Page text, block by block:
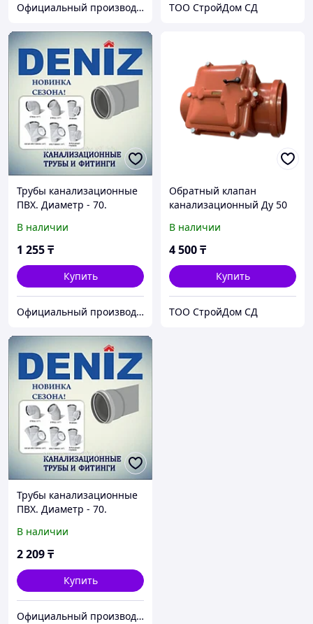
Официальный производитель и дистрибьютор пластиковых труб Deniz и оконного профиля Wuko TOO CтpoйДoм CД
Трубы канализационные
ПВХ. Диаметр - 70.
(метровые)
В наличии
1 255₸
Купить
Официальный производитель и дистрибьютор пластиковых труб Deniz и оконного профиля Wuko
Обратный клапан
канализационный Ду 50
В наличии
4 500₸
Купить
TOO CтpoйДoм CД
Трубы канализационные
ПВХ. Диаметр - 70.
метровые)
В наличии
2 209₸
Купить
Официальный производитель и дистрибьютор пластиковых труб Deniz и оконного профиля Wuko